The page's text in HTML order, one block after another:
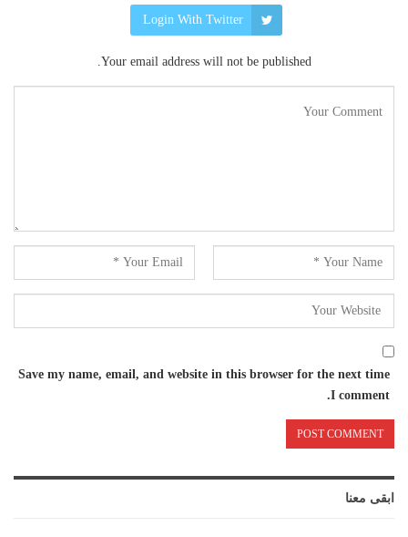
Login With Twitter
Your email address will not be published.
Save my name, email, and website in this browser for the next time
I comment.
ابقى معنا